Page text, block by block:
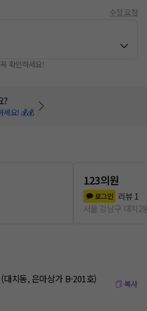
수정 요청
확인하세요!
?
세요! 💰💰
123의원
로그인 리뷰 1
서울 강남구 대치2
치동, 은마상가 B-201호) 복사